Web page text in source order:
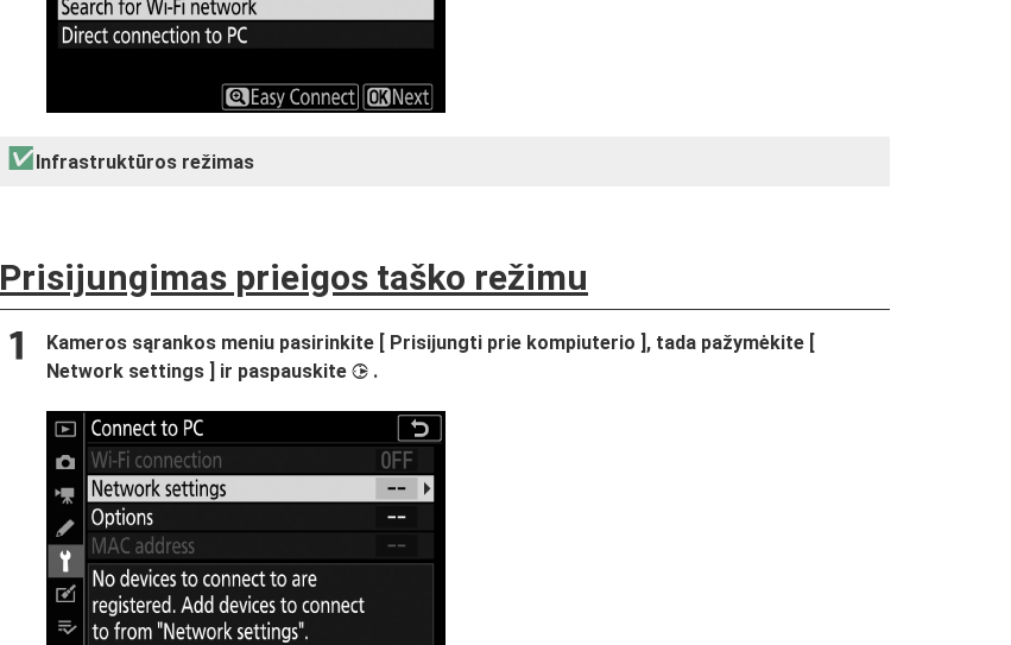
Infrastruktūros režimas
Prisijungimas prieigos taško režimu
Kameros sąrankos meniu pasirinkite [ Prisijungti prie kompiuterio ], tada pažymėkite [
Network settings ] ir paspauskite 2 .